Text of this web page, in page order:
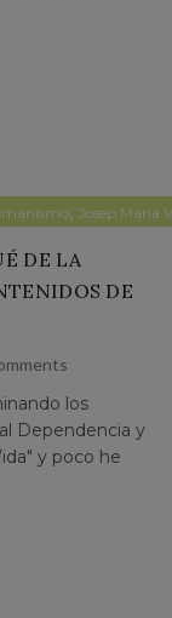
, Josep Maria
DE LA
DE
los
Dependencia y
y poco he